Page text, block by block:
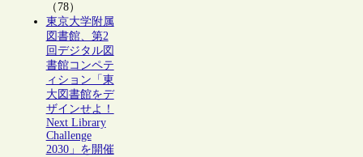
（78）
東京大学附属
図書館、第2
回デジタル図
書館コンペテ
ィション「東
大図書館をデ
ザインせよ！
Next Library
Challenge
2030」を開催